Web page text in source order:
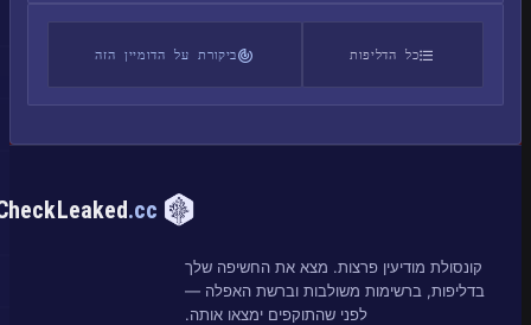
כל הדליפות ביקורת על הדומיין הזה
CheckLeaked.cc
קונסולת מודיעין פרצות. מצא את החשיפה שלך
בדליפות, ברשימות משולבות וברשת האפלה —
לפני שהתוקפים ימצאו אותה.